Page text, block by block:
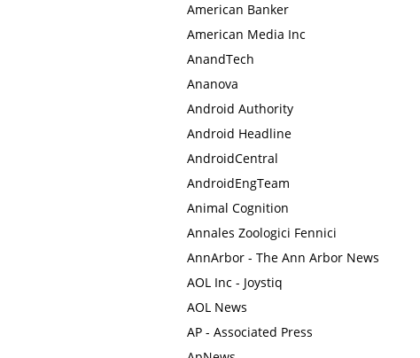
American Banker
American Media Inc
AnandTech
Ananova
Android Authority
Android Headline
AndroidCentral
AndroidEngTeam
Animal Cognition
Annales Zoologici Fennici
AnnArbor - The Ann Arbor News
AOL Inc - Joystiq
AOL News
AP - Associated Press